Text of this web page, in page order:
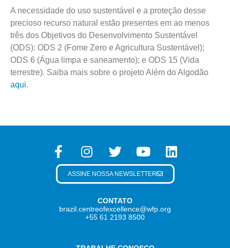
A necessidade do uso sustentável e a proteção desse
precioso recurso natural estão presentes em ao menos
três dos Objetivos do Desenvolvimento Sustentável
(ODS): ODS 2 (Fome Zero e Agricultura Sustentável);
ODS 6 (Água limpa e saneamento); e ODS 15 (Vida
terrestre). Saiba mais sobre o projeto Além do Algodão
aqui.
CONTATO
brazil.centreofexcellence@wfp.org
+55 61 2193 8500
ASSINE NOSSA NEWSLETTER